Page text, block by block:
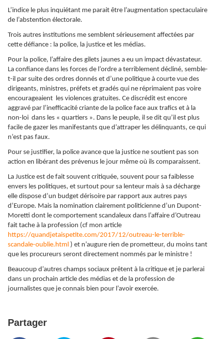
L’indice le plus inquiétant me parait être l’augmentation spectaculaire
de l’abstention électorale.
Trois autres institutions me semblent sérieusement affectées par
cette défiance : la police, la justice et les médias.
Pour la police, l’affaire des gilets jaunes a eu un impact dévastateur.
La confiance dans les forces de l’ordre a terriblement décliné, semble-
t-il par suite des ordres donnés et d’une politique à courte vue des
dirigeants, ministres, préfets et gradés qui ne réprimaient pas voire
encourageaient les violences gratuites. Ce discrédit est encore
aggravé par l’inefficacité criante de la police face aux trafics et à la
non-loi dans les « quartiers ». Dans le peuple, il se dit qu’il est plus
facile de gazer les manifestants que d’attraper les délinquants, ce qui
n’est pas faux.
Pour se justifier, la police avance que la justice ne soutient pas son
action en libérant des prévenus le jour même où ils comparaissent.
La Justice est de fait souvent critiquée, souvent pour sa faiblesse
envers les politiques, et surtout pour sa lenteur mais à sa décharge
elle dispose d’un budget dérisoire par rapport aux autres pays
d’Europe. Mais la nomination clairement politicienne d’un Dupont-
Moretti dont le comportement scandaleux dans l’affaire d’Outreau
fait tache à la profession (cf mon article
https://quandjetaispetite.com/2017/12/outreau-le-terrible-
scandale-oublie.html ) et n’augure rien de prometteur, du moins tant
que les procureurs seront directement nommés par le ministre !
Beaucoup d’autres champs sociaux prêtent à la critique et je parlerai
dans un prochain article des médias et de la profession de
journalistes que je connais bien pour l’avoir exercée.
Partager